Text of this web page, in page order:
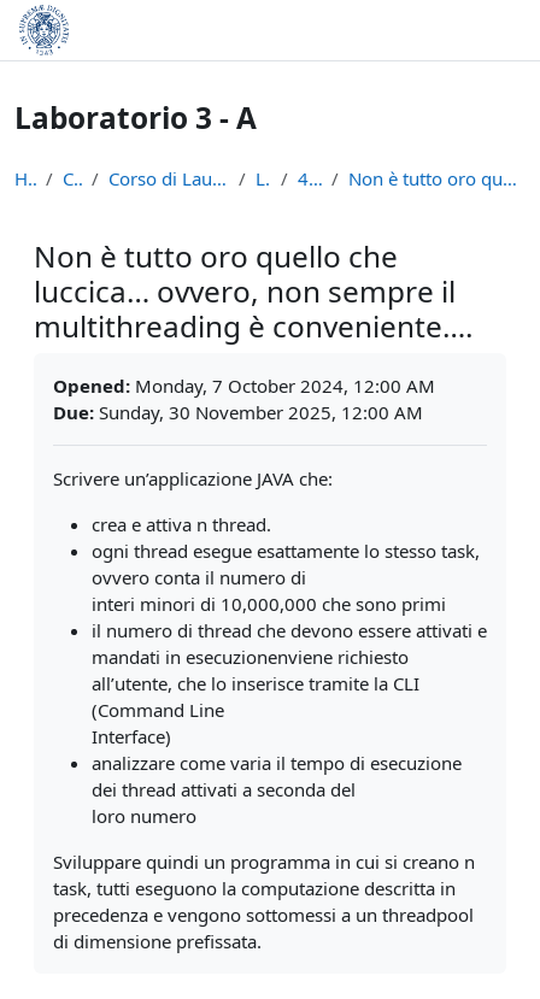
Skip to main content
Laboratorio 3 - A
Home Courses Corso di Laurea in Informatica (L-31) LAB3A 4 Ottobre Non è tutto oro quello che luccica… ovvero, non se...
Non è tutto oro quello che
luccica… ovvero, non sempre il
multithreading è conveniente….
Opened: Monday, 7 October 2024, 12:00 AM
Due: Sunday, 30 November 2025, 12:00 AM
Scrivere un’applicazione JAVA che:
crea e attiva n thread.
ogni thread esegue esattamente lo stesso task,
ovvero conta il numero di
interi minori di 10,000,000 che sono primi
il numero di thread che devono essere attivati e
mandati in esecuzionenviene richiesto
all’utente, che lo inserisce tramite la CLI
(Command Line
Interface)
analizzare come varia il tempo di esecuzione
dei thread attivati a seconda del
loro numero
Sviluppare quindi un programma in cui si creano n
task, tutti eseguono la computazione descritta in
precedenza e vengono sottomessi a un threadpool
di dimensione prefissata.